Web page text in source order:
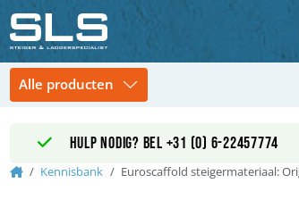
Hulp nodig? Bel +31 (0) 6-22457774
HomeKennisbank Euroscaffold steigermateriaal: